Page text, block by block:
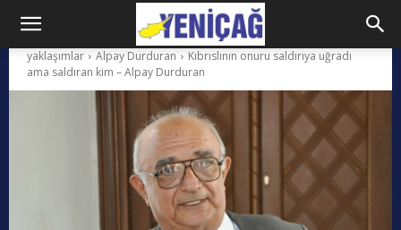
yaklaşımlar Alpay Durduran
Kıbrıslının onuru saldırıya uğradı
ama saldıran kim – Alpay Durduran